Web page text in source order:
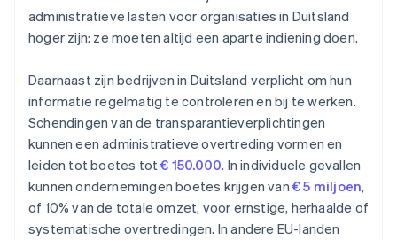
administratieve lasten voor organisaties in Duitsland
hoger zijn: ze moeten altijd een aparte indiening doen.
Daarnaast zijn bedrijven in Duitsland verplicht om hun
informatie regelmatig te controleren en bij te werken.
Schendingen van de transparantieverplichtingen
kunnen een administratieve overtreding vormen en
leiden tot boetes tot€ 150.000. In individuele gevallen
kunnen ondernemingen boetes krijgen van € 5 miljoen,
of 10% van de totale omzet, voor ernstige, herhaalde of
systematische overtredingen. In andere EU-landen